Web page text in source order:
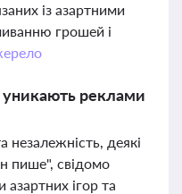
із азартними
грошей і
реклами
деякі
пише", свідомо
ігор та